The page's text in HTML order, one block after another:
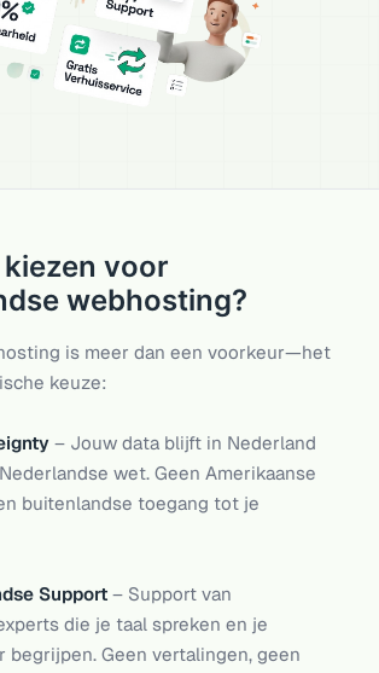
voor
webhosting?
is meer dan een voorkeur—het
keuze:
– Jouw data blijft in Nederland
wet. Geen Amerikaanse
buitenlandse toegang tot je
Support – Support van
die je taal spreken en je
begrijpen. Geen vertalingen, geen